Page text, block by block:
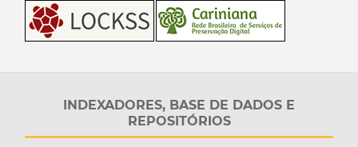
INDEXADORES, BASE DE DADOS E
REPOSITÓRIOS